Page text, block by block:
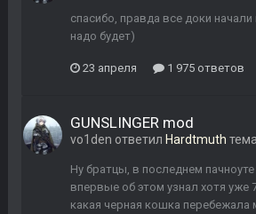
спасибо, правда все доки
надо будет)
23 апреля 1 975 ответов
GUNSLINGER mod
vo1den ответил Hardtmuth
Ну братцы, в последнем
впервые об этом узнал хотя
какая черная кошка перебежала